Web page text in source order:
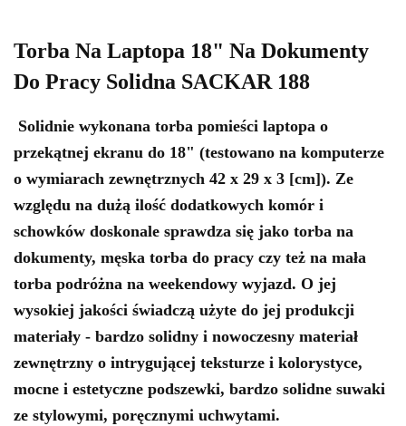
Torba Na Laptopa 18" Na Dokumenty
Do Pracy Solidna SACKAR 188
Solidnie wykonana torba pomieści laptopa o
przekątnej ekranu do 18" (testowano na komputerze
o wymiarach zewnętrznych 42 x 29 x 3 [cm]). Ze
względu na dużą ilość dodatkowych komór i
schowków doskonale sprawdza się jako torba na
dokumenty, męska torba do pracy czy też na mała
torba podróżna na weekendowy wyjazd. O jej
wysokiej jakości świadczą użyte do jej produkcji
materiały - bardzo solidny i nowoczesny materiał
zewnętrzny o intrygującej teksturze i kolorystyce,
mocne i estetyczne podszewki, bardzo solidne suwaki
ze stylowymi, poręcznymi uchwytami.